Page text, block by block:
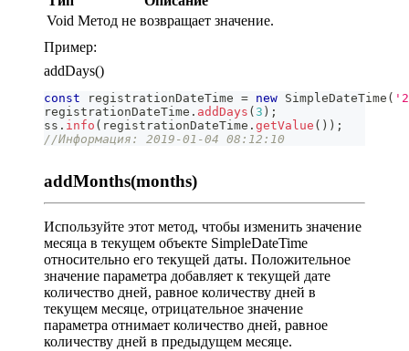
Void Метод не возвращает значение.
Пример:
addDays()
const registrationDateTime = new SimpleDateTime (
registrationDateTime . addDays ( 3 ) ;
ss . info ( registrationDateTime . getValue ( ) ) ;
//Информация: 2019-01-04 08:12:10
addMonths(months)
Используйте этот метод, чтобы изменить значение
месяца в текущем объекте SimpleDateTime
относительно его текущей даты. Положительное
значение параметра добавляет к текущей дате
количество дней, равное количеству дней в
текущем месяце, отрицательное значение
параметра отнимает количество дней, равное
количеству дней в предыдущем месяце.